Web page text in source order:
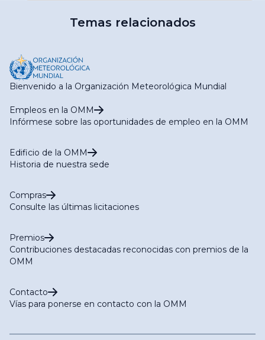
Temas relacionados
Bienvenido a la Organización Meteorológica Mundial
Empleos en la OMM
Infórmese sobre las oportunidades de empleo en la OMM
Edificio de la OMM
Historia de nuestra sede
Compras
Consulte las últimas licitaciones
Premios
Contribuciones destacadas reconocidas con premios de la
OMM
Contacto
Vías para ponerse en contacto con la OMM